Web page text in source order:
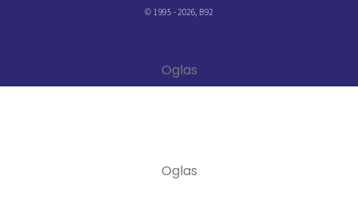
© 1995 - 2026, B92